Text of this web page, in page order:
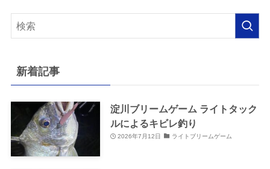
新着記事
淀川ブリームゲーム ライトタック
ルによるキビレ釣り
2026年7月12日 ライトブリームゲーム